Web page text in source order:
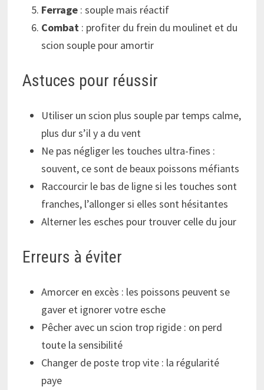
Ferrage: souple mais réactif
Combat: profiter du frein du moulinet et du
scion souple pour amortir
Astuces pour réussir
Utiliser un scion plus souple par temps calme,
plus dur s’il y a du vent
Ne pas négliger les touches ultra-fines :
souvent, ce sont de beaux poissons méfiants
Raccourcir le bas de ligne si les touches sont
franches, l’allonger si elles sont hésitantes
Alterner les esches pour trouver celle du jour
Erreurs à éviter
Amorcer en excès : les poissons peuvent se
gaver et ignorer votre esche
Pêcher avec un scion trop rigide : on perd
toute la sensibilité
Changer de poste trop vite : la régularité
paye